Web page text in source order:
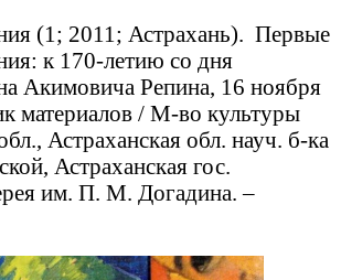
(1; 2011; Астрахань). Первые
к 170-летию со дня
Акимовича Репина, 16 ноября
материалов / М-во культуры
Астраханская обл. науч. б-ка
Астраханская гос.
им. П. М. Догадина. –